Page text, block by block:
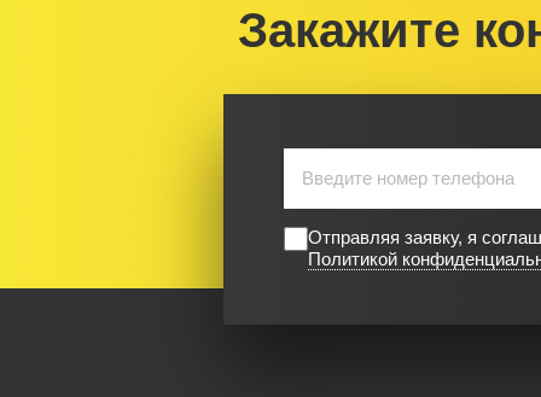
Закажите
Отправляя заявку, я
Политикой